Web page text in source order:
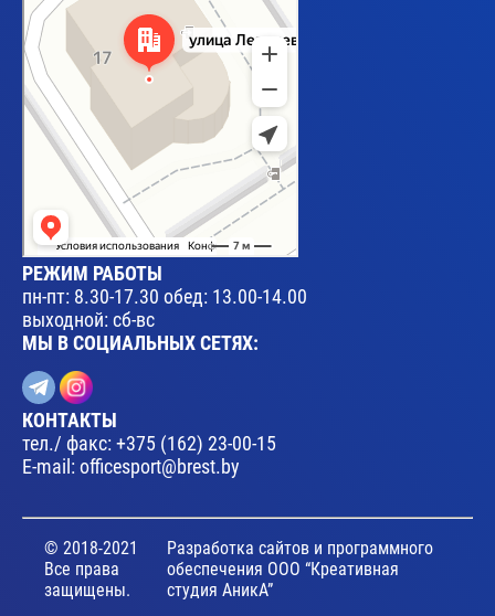
РЕЖИМ РАБОТЫ
пн-пт: 8.30-17.30 обед: 13.00-14.00
выходной: сб-вс
МЫ В СОЦИАЛЬНЫХ СЕТЯХ:
КОНТАКТЫ
тел./ факс:+375 (162) 23-00-15
E-mail: officesport@brest.by
© 2018-2021
Все права
защищены.
Разработка сайтов и программного
обеспечения ООО “Креативная
студия АникА”